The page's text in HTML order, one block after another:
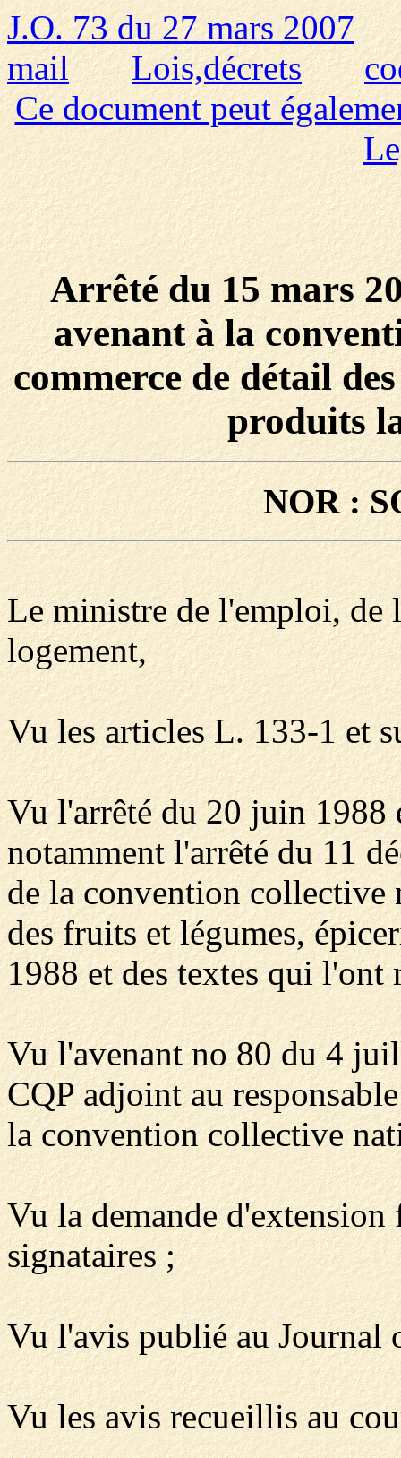
J.O. 73 du 27 mars 2007
mail
Lois,décrets
Ce document peut
Arrêté du 15 mars
avenant à la
commerce de détail
produits
NOR :
Le ministre de l'emploi, de
logement,
Vu les articles L. 133-1 et
Vu l'arrêté du 20 juin 1988
notamment l'arrêté du 11
de la convention collective
des fruits et légumes,
1988 et des textes qui
Vu l'avenant no 80 du 4
CQP adjoint au
la convention collective
Vu la demande
signataires ;
Vu l'avis publié au Journal
Vu les avis recueillis au